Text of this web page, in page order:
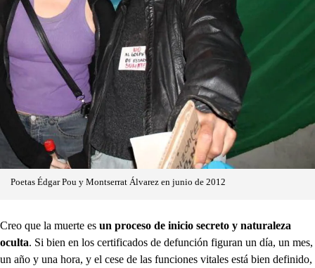
Poetas Édgar Pou y Montserrat Álvarez en junio de 2012
Creo que la muerte es un proceso de inicio secreto y naturaleza
oculta. Si bien en los certificados de defunción figuran un día, un mes,
un año y una hora, y el cese de las funciones vitales está bien definido,